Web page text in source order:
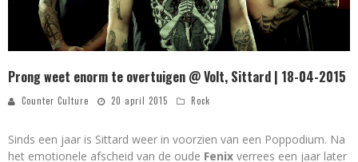
Prong weet enorm te overtuigen @ Volt, Sittard | 18-04-2015
Counter Culture 20 april 2015 Rock
Sinds een jaar is Sittard weer in voorzien van een Poppodium. Na
het emotionele afscheid van de oude Fenix verrees een jaar later